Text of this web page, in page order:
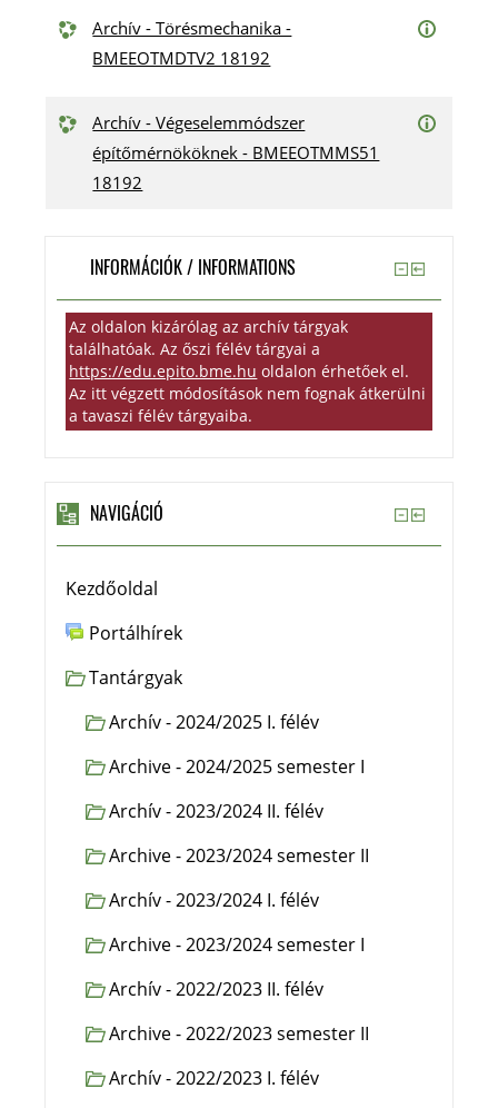
Archív - Törésmechanika -
BMEEOTMDTV2 18192
Archív - Végeselemmódszer
építőmérnököknek - BMEEOTMMS51
18192
INFORMÁCIÓK / INFORMATIONS
Az oldalon kizárólag az archív tárgyak
találhatóak. Az őszi félév tárgyai a
https://edu.epito.bme.hu oldalon érhetőek el.
Az itt végzett módosítások nem fognak átkerülni
a tavaszi félév tárgyaiba.
NAVIGÁCIÓ
Kezdőoldal
Portálhírek
Tantárgyak
Archív - 2024/2025 I. félév
Archive - 2024/2025 semester I
Archív - 2023/2024 II. félév
Archive - 2023/2024 semester II
Archív - 2023/2024 I. félév
Archive - 2023/2024 semester I
Archív - 2022/2023 II. félév
Archive - 2022/2023 semester II
Archív - 2022/2023 I. félév